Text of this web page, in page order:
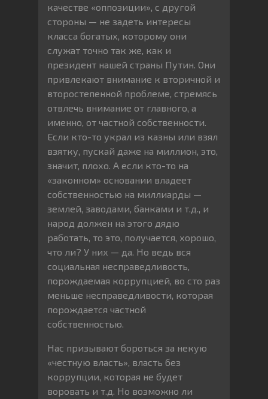
качестве «оппозиции», с другой
стороны — не задеть интересы
класса богатых, которому они
служат точно так же, как и
президент нашей страны Путин. Они
привлекают внимание к вторичной и
второстепенной проблеме, стремясь
отвлечь внимание от главного, а
именно, от частной собственности.
Если кто-то украл из казны или взял
взятку, пускай даже на миллион, это,
значит, плохо. А если кто-то на
«законном» основании владеет
собственностью на миллиарды —
землей, заводами, банками и т.д., и
народ должен на этого дядю
работать, то это, получается, хорошо,
что ли? У них — да. Но ведь вся
социальная несправедливость,
порождаемая коррупцией, во сто раз
меньше несправедливости, которая
порождается частной
собственностью.
Нас призывают бороться за некую
«честную власть», власть без
коррупции, которая не будет
воровать и т.д. Но возможно ли